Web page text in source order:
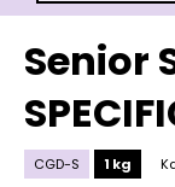
Senior
CGD-S 1 kg